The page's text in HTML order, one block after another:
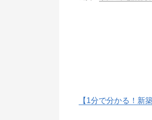
【1分で分かる！新